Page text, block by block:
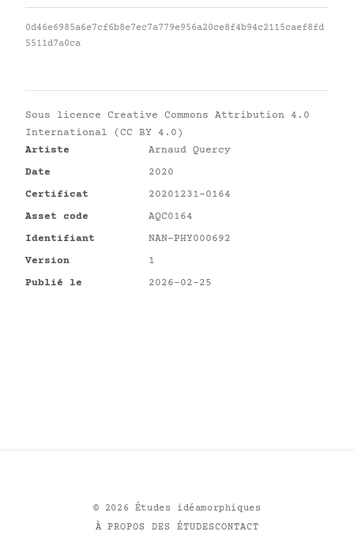
0d46e6985a6e7cf6b8e7ec7a779e956a20ce8f4b94c2115caef8fd
5511d7a0ca
Sous licence Creative Commons Attribution 4.0
International (CC BY 4.0)
Artiste
Arnaud Quercy
Date
2020
Certificat
20201231-0164
Asset code
AQC0164
Identifiant
NAN-PHY000692
Version
1
Publié le
2026-02-25
© 2026 Études idéamorphiques
À PROPOS DES ÉTUDESCONTACT